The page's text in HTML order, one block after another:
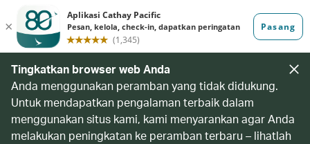
Tingkatkan browser web Anda
Anda menggunakan peramban yang tidak didukung.
Untuk mendapatkan pengalaman terbaik dalam
menggunakan situs kami, kami menyarankan agar Anda
melakukan peningkatan ke peramban terbaru – lihatlah